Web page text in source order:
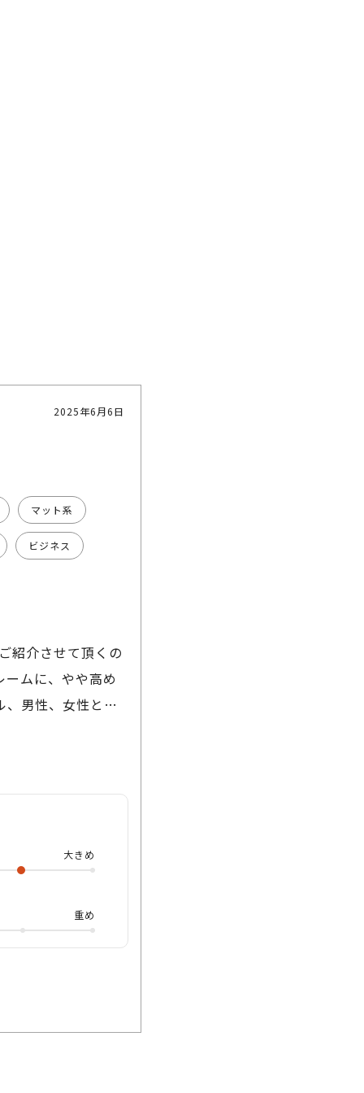
マット系
ビジネス
紹介させて頂くの
ムに、やや高め
男性、女性とも
2025年6月6日
大きめ
重め